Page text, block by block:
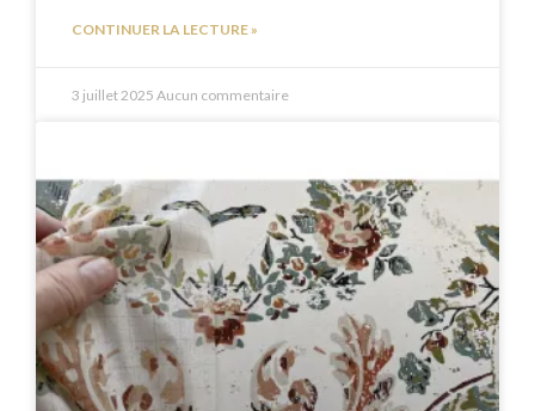
CONTINUER LA LECTURE »
3 juillet 2025 Aucun commentaire